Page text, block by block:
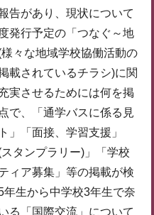
告があり、現状について
発行予定の「つなぐ～地
々な地域学校協働活動の
載されているチラシ)に関
実させるためには何を掲
で、「通学バスに係る見
」「面接、学習支援」
タンプラリー)」「学校
ィア募集」等の掲載が検
生から中学校3年生で奈
る「国際交流」について